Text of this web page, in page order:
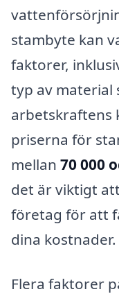
stambyte kan
faktorer,
typ av material
arbetskraftens
priserna för
mellan 70 000
det är viktigt
företag för att
dina kostnader.
Flera faktorer